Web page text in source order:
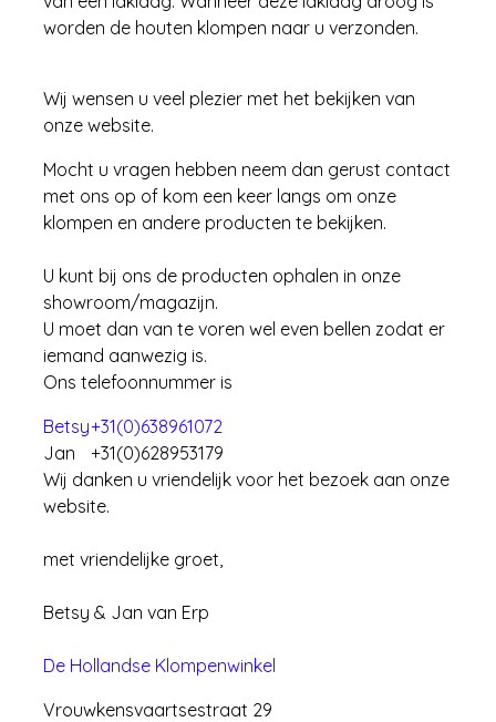
worden de houten klompen naar u verzonden.
Wij wensen u veel plezier met het bekijken van
onze website.
Mocht u vragen hebben neem dan gerust contact
met ons op of kom een keer langs om onze
klompen en andere producten te bekijken.
U kunt bij ons de producten ophalen in onze
showroom/magazijn.
U moet dan van te voren wel even bellen zodat er
iemand aanwezig is.
Ons telefoonnummer is
Betsy+31(0)638961072
Jan
+31(0)628953179
Wij danken u vriendelijk voor het bezoek aan onze
website.
met vriendelijke groet,
Betsy & Jan van Erp
De Hollandse Klompenwinkel
Vrouwkensvaartsestraat 29